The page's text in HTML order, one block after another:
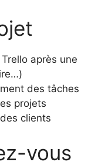
après une
des tâches
projets
clients
vous